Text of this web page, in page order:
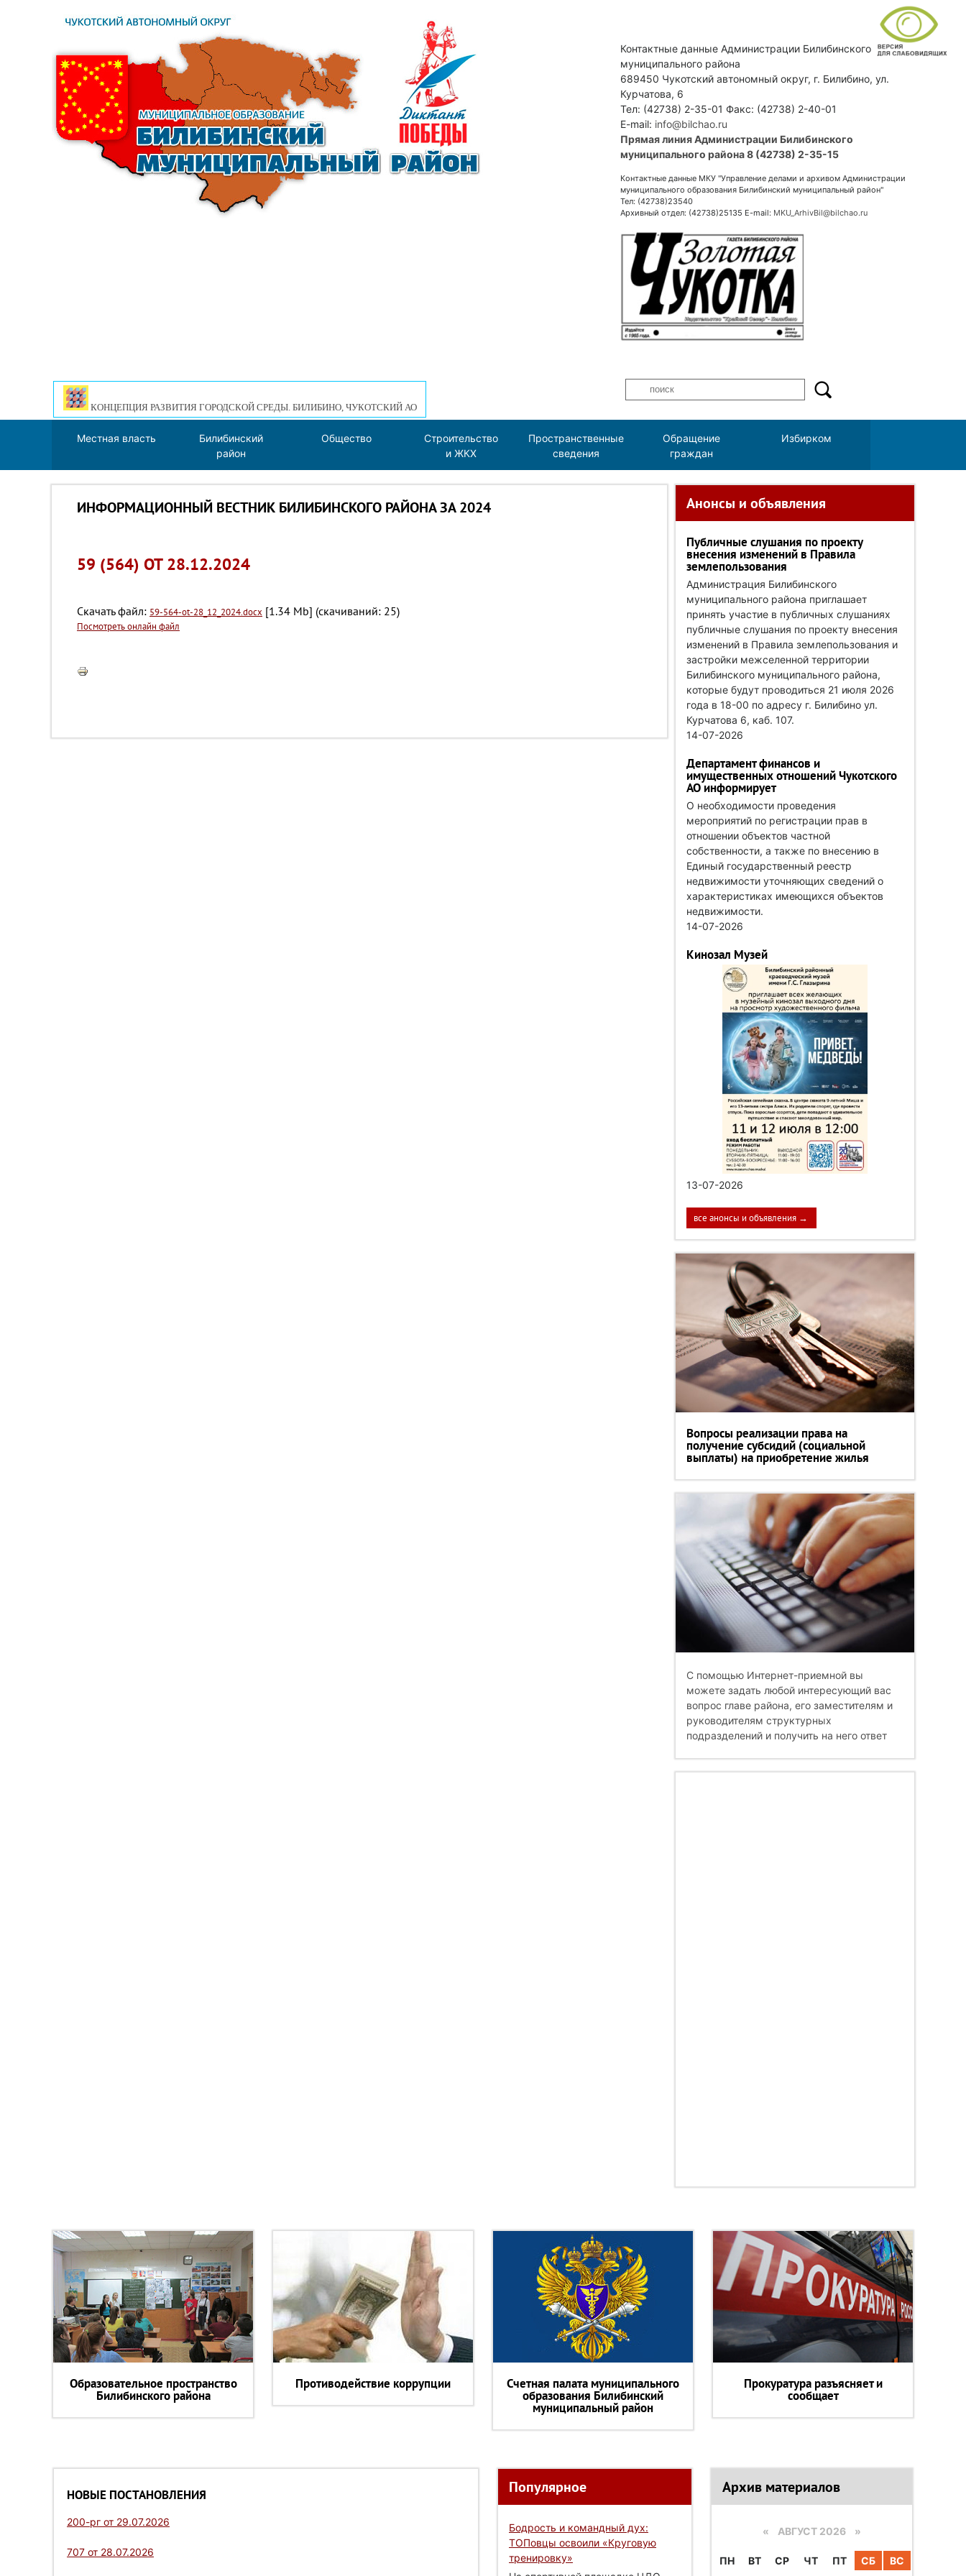
Контактные данные Администрации Билибинского
муниципального района
689450 Чукотский автономный округ, г. Билибино, ул.
Курчатова, 6
Тел: (42738) 2-35-01 Факс: (42738) 2-40-01
E-mail: info@bilchao.ru
Прямая линия Администрации Билибинского
муниципального района 8 (42738) 2-35-15
Контактные данные МКУ "Управление делами и архивом Администрации
муниципального образования Билибинский муниципальный район"
Тел: (42738)23540
Архивный отдел: (42738)25135 E-mail: MKU_ArhivBil@bilchao.ru
КОНЦЕПЦИЯ РАЗВИТИЯ ГОРОДСКОЙ СРЕДЫ. БИЛИБИНО, ЧУКОТСКИЙ АО
Местная власть
Билибинский
район
Общество
Строительство
и ЖКХ
Пространственные
сведения
Обращение
граждан
Избирком
ИНФОРМАЦИОННЫЙ ВЕСТНИК БИЛИБИНСКОГО РАЙОНА ЗА 2024
59 (564) ОТ 28.12.2024
Скачать файл: 59-564-ot-28_12_2024.docx [1.34 Mb] (cкачиваний: 25)
Посмотреть онлайн файл
Анонсы и объявления
Публичные слушания по проекту
внесения изменений в Правила
землепользования
Администрация Билибинского
муниципального района приглашает
принять участие в публичных слушаниях
публичные слушания по проекту внесения
изменений в Правила землепользования и
застройки межселенной территории
Билибинского муниципального района,
которые будут проводиться 21 июля 2026
года в 18-00 по адресу г. Билибино ул.
Курчатова 6, каб. 107.
14-07-2026
Департамент финансов и
имущественных отношений Чукотского
АО информирует
О необходимости проведения
мероприятий по регистрации прав в
отношении объектов частной
собственности, а также по внесению в
Единый государственный реестр
недвижимости уточняющих сведений о
характеристиках имеющихся объектов
недвижимости.
14-07-2026
Кинозал Музей
13-07-2026
все анонсы и объявления →
Вопросы реализации права на
получение субсидий (социальной
выплаты) на приобретение жилья
С помощью Интернет-приемной вы
можете задать любой интересующий вас
вопрос главе района, его заместителям и
руководителям структурных
подразделений и получить на него ответ
Образовательное пространство
Билибинского района
Противодействие коррупции Счетная палата муниципального
образования Билибинский
муниципальный район
Прокуратура разъясняет и
сообщает
НОВЫЕ ПОСТАНОВЛЕНИЯ
200-рг от 29.07.2026
707 от 28.07.2026
Популярное
Бодрость и командный дух:
ТОПовцы освоили «Круговую
тренировку»
Архив материалов
« АВГУСТ 2026 »
ПН ВТ СР ЧТ ПТ СБ ВС